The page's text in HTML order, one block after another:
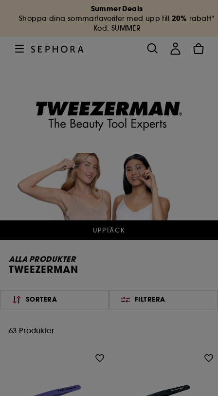
Summer Deals
Shoppa dina sommarfavoriter med upp till 20% rabatt*
Kod: SUMMER
UPPTÄCK
ALLA PRODUKTER
TWEEZERMAN
SORTERA FILTRERA
63 Produkter